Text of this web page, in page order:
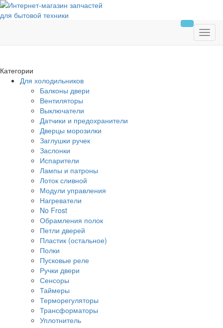
Категории
Для холодильников
Балконы двери
Вентиляторы
Выключатели
Датчики и предохранители
Дверцы морозилки
Заглушки ручек
Заслонки
Испарители
Лампы и патроны
Лоток сливной
Модули управления
Нагреватели
No Frost
Обрамления полок
Петли дверей
Пластик (остальное)
Полки
Пусковые реле
Ручки двери
Сенсоры
Таймеры
Терморегуляторы
Трансформаторы
Уплотнитель